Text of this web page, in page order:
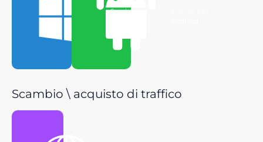
Scarica per
Scambio \ acquisto di traffico